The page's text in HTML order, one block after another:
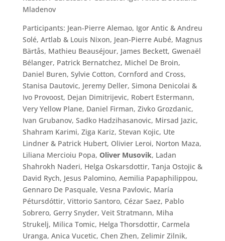
Mladenov
Participants: Jean-Pierre Alemao, Igor Antic & Andreu
Solé, Artlab & Louis Nixon, Jean-Pierre Aubé, Magnus
Bärtås, Mathieu Beauséjour, James Beckett, Gwenaël
Bélanger, Patrick Bernatchez, Michel De Broin,
Daniel Buren, Sylvie Cotton, Cornford and Cross,
Stanisa Dautovic, Jeremy Deller, Simona Denicolai &
Ivo Provoost, Dejan Dimitrijevic, Robert Estermann,
Very Yellow Plane, Daniel Firman, Zivko Grozdanic,
Ivan Grubanov, Sadko Hadzihasanovic, Mirsad Jazic,
Shahram Karimi, Ziga Kariz, Stevan Kojic, Ute
Lindner & Patrick Hubert, Olivier Leroi, Norton Maza,
Liliana Mercioiu Popa, Oliver Musovik, Ladan
Shahrokh Naderi, Helga Oskarsdottir, Tanja Ostojic &
David Rych, Jesus Palomino, Aemilia Papaphilippou,
Gennaro De Pasquale, Vesna Pavlovic, María
Pétursdóttir, Vittorio Santoro, Cézar Saez, Pablo
Sobrero, Gerry Snyder, Veit Stratmann, Miha
Strukelj, Milica Tomic, Helga Thorsdottir, Carmela
Uranga, Anica Vucetic, Chen Zhen, Zelimir Zilnik,